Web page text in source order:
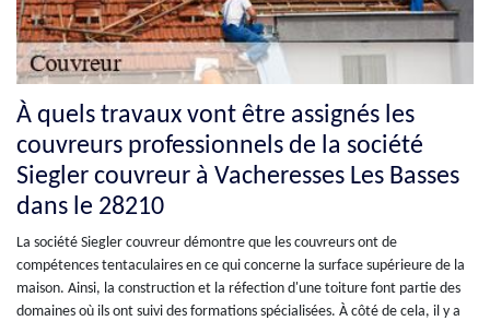
À quels travaux vont être assignés les
couvreurs professionnels de la société
Siegler couvreur à Vacheresses Les Basses
dans le 28210
La société Siegler couvreur démontre que les couvreurs ont de
compétences tentaculaires en ce qui concerne la surface supérieure de la
maison. Ainsi, la construction et la réfection d'une toiture font partie des
domaines où ils ont suivi des formations spécialisées. À côté de cela, il y a